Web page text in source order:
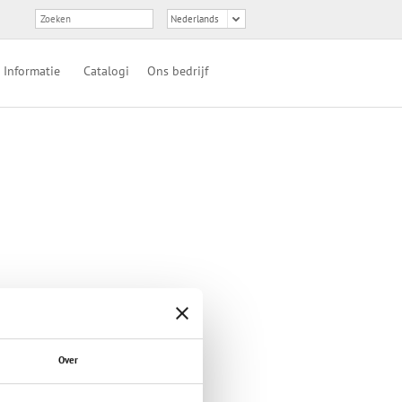
Over
Informatie Catalogi Ons bedrijf